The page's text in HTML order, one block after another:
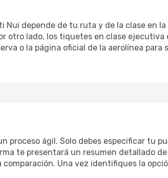
depende de tu ruta y de la clase en
otro lado, los tiquetes en clase ejecutiva
o la página oficial de la aerolínea para
proceso ágil. Solo debes especificar tu
te presentará un resumen detallado
Una vez identifiques la